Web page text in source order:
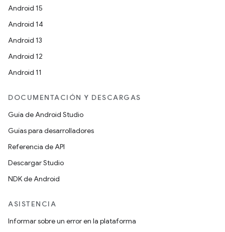
Android 15
Android 14
Android 13
Android 12
Android 11
DOCUMENTACIÓN Y DESCARGAS
Guía de Android Studio
Guías para desarrolladores
Referencia de API
Descargar Studio
NDK de Android
ASISTENCIA
Informar sobre un error en la plataforma